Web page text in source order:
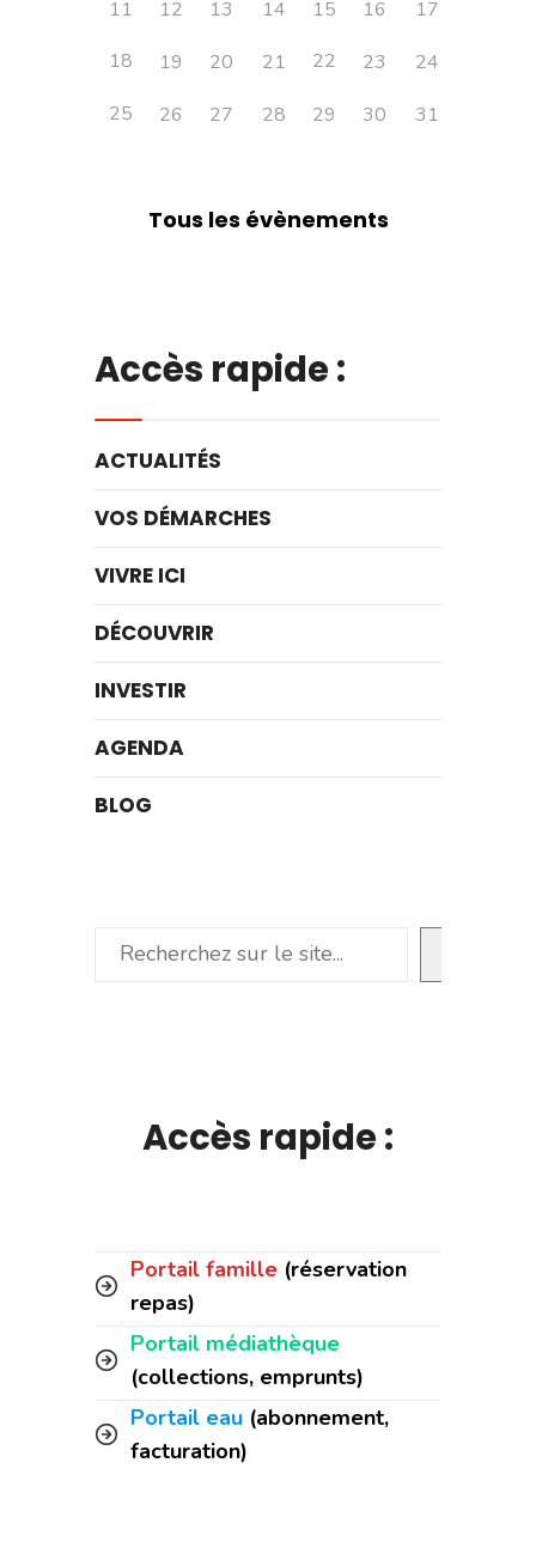
11 12 13 14 15 16
17
18
19 20 21 22 23
24
25
26 27 28 29 30 31
Tous les évènements
Accès rapide :
ACTUALITÉS
VOS DÉMARCHES
VIVRE ICI
DÉCOUVRIR
INVESTIR
AGENDA
BLOG
Rechercher
Accès rapide :
Portail famille (réservation
repas)
Portail médiathèque
(collections, emprunts)
Portail eau (abonnement,
facturation)